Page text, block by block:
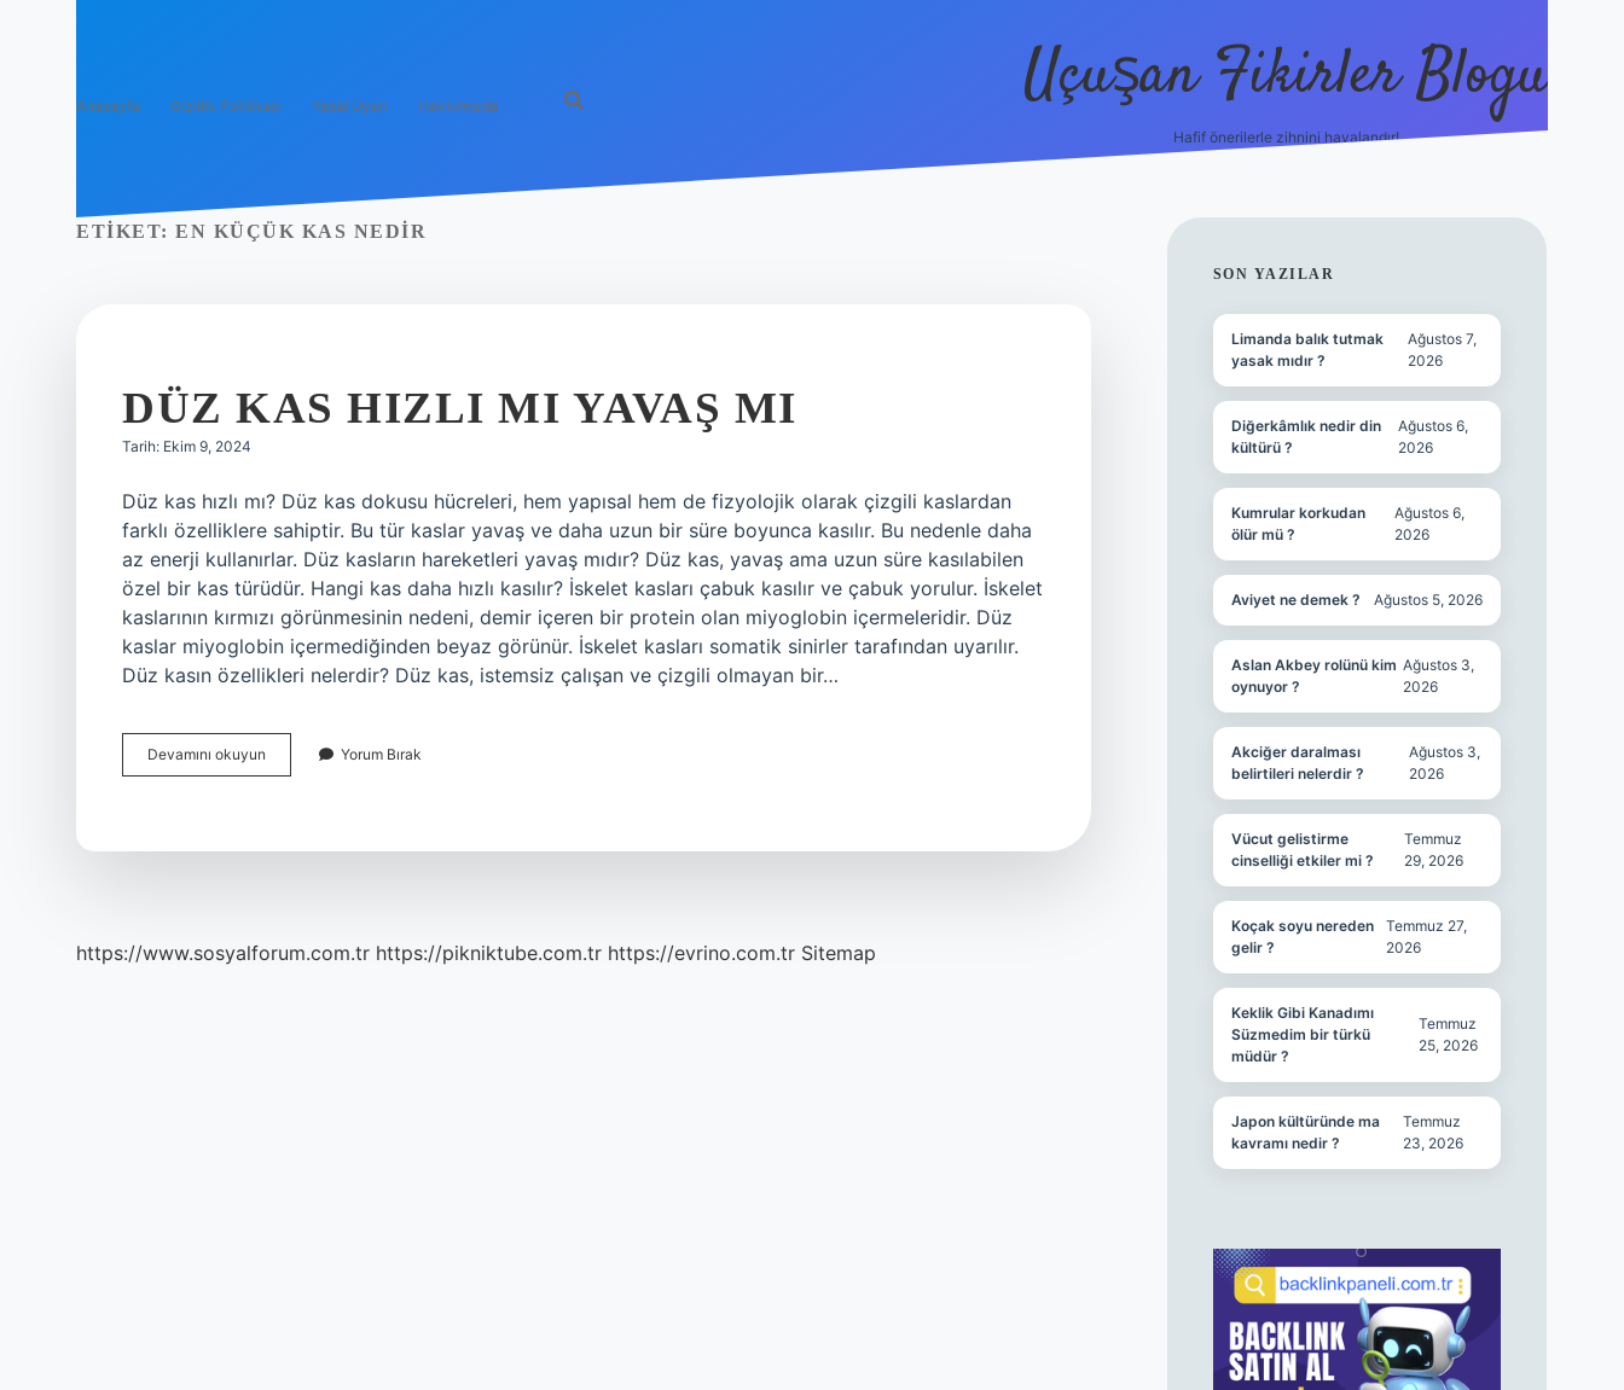
Anasayfa Gizlilik Politikası Yasal Uyarı Hakkımızda Uçuşan Fikirler Blogu
Hafif önerilerle zihnini havalandır!
ETIKET: EN KÜÇÜK KAS NEDIR
DÜZ KAS HIZLI MI YAVAŞ MI
Tarih: Ekim 9, 2024
Düz kas hızlı mı? Düz kas dokusu hücreleri, hem yapısal hem de fizyolojik olarak çizgili kaslardan
farklı özelliklere sahiptir. Bu tür kaslar yavaş ve daha uzun bir süre boyunca kasılır. Bu nedenle daha
az enerji kullanırlar. Düz kasların hareketleri yavaş mıdır? Düz kas, yavaş ama uzun süre kasılabilen
özel bir kas türüdür. Hangi kas daha hızlı kasılır? İskelet kasları çabuk kasılır ve çabuk yorulur. İskelet
kaslarının kırmızı görünmesinin nedeni, demir içeren bir protein olan miyoglobin içermeleridir. Düz
kaslar miyoglobin içermediğinden beyaz görünür. İskelet kasları somatik sinirler tarafından uyarılır.
Düz kasın özellikleri nelerdir? Düz kas, istemsiz çalışan ve çizgili olmayan bir…
Devamını okuyun
Kas
Yorum Bırak
https://www.sosyalforum.com.tr https://pikniktube.com.tr https://evrino.com.tr Sitemap
SIDEBAR
SON YAZILAR
Limanda balık tutmak
yasak mıdır ?
Ağustos 7,
2026
Diğerkâmlık nedir din
kültürü ?
Ağustos 6,
2026
Kumrular korkudan
ölür mü ?
Ağustos 6,
2026
Aviyet ne demek ? Ağustos 5, 2026
Aslan Akbey rolünü kim
oynuyor ?
Ağustos 3,
2026
Akciğer daralması
belirtileri nelerdir ?
Ağustos 3,
2026
Vücut gelistirme
cinselliği etkiler mi ?
Temmuz
29, 2026
Koçak soyu nereden
gelir ?
Temmuz 27,
2026
Keklik Gibi Kanadımı
Süzmedim bir türkü
müdür ?
Temmuz
25, 2026
Japon kültüründe ma
kavramı nedir ?
Temmuz
23, 2026
hiltonbet güncel giriş